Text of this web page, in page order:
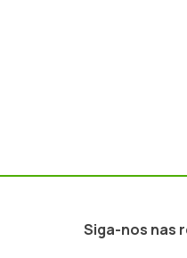
Siga-nos nas